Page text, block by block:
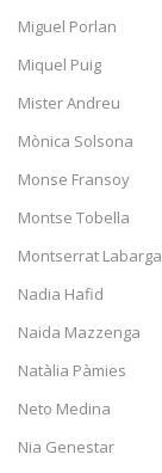
Miguel Porlan
Miquel Puig
Mister Andreu
Mònica Solsona
Monse Fransoy
Montse Tobella
Montserrat Labarga
Nadia Hafid
Naida Mazzenga
Natàlia Pàmies
Neto Medina
Nia Genestar